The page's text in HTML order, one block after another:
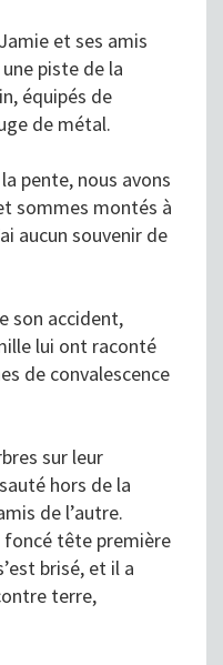
et ses amis
piste de la
équipés de
de métal.
pente, nous avons
sommes montés à
aucun souvenir de
son accident,
lui ont raconté
de convalescence
sur leur
hors de la
de l’autre.
foncé tête première
brisé, et il a
terre,